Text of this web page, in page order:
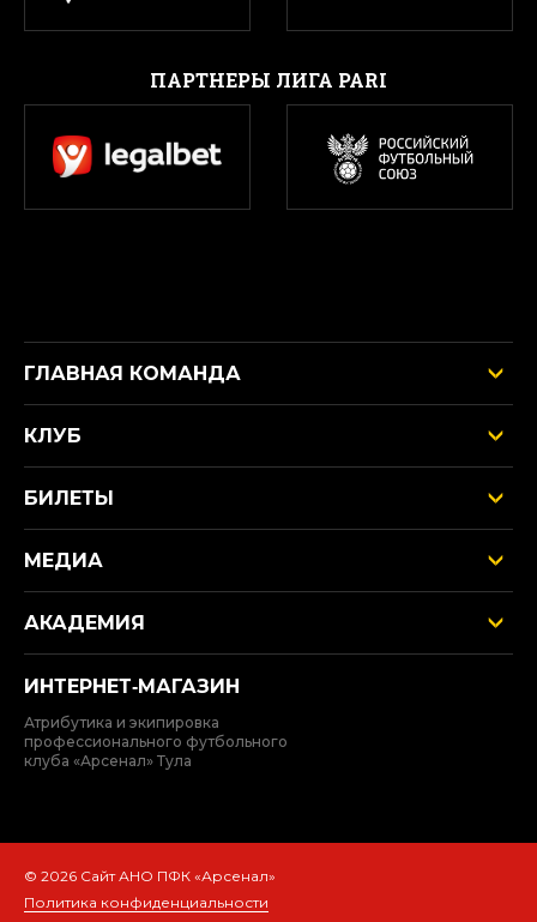
ПАРТНЕРЫ ЛИГА PARI
ГЛАВНАЯ КОМАНДА
КЛУБ
БИЛЕТЫ
МЕДИА
АКАДЕМИЯ
ИНТЕРНЕТ‑МАГАЗИН
Атрибутика и экипировка
профессионального футбольного
клуба «Арсенал» Тула
© 2026 Сайт АНО ПФК «Арсенал»
Политика конфиденциальности